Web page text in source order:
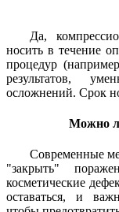
Да,
носить в течение
процедур
результатов,
осложнений. Срок
Можно
Современные
"закрыть"
косметические
оставаться, и